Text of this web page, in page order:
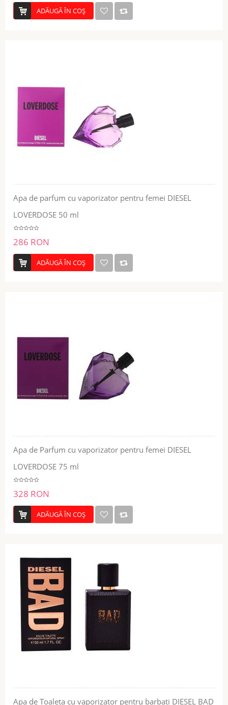
ADĂUGĂ ÎN COŞ
Apa de parfum cu vaporizator pentru femei DIESEL
LOVERDOSE 50 ml
286 RON
ADĂUGĂ ÎN COŞ
Apa de Parfum cu vaporizator pentru femei DIESEL
LOVERDOSE 75 ml
328 RON
ADĂUGĂ ÎN COŞ
Apa de Toaleta cu vaporizator pentru barbati DIESEL BAD